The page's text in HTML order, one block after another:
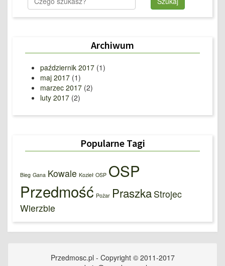
Archiwum
październik 2017 (1)
maj 2017 (1)
marzec 2017 (2)
luty 2017 (2)
Popularne Tagi
Bieg Gana Kowale Kozieł OSP OSP
Przedmość Pożar Praszka Strojec
Wierzbie
Przedmosc.pl - Copyright © 2011-2017